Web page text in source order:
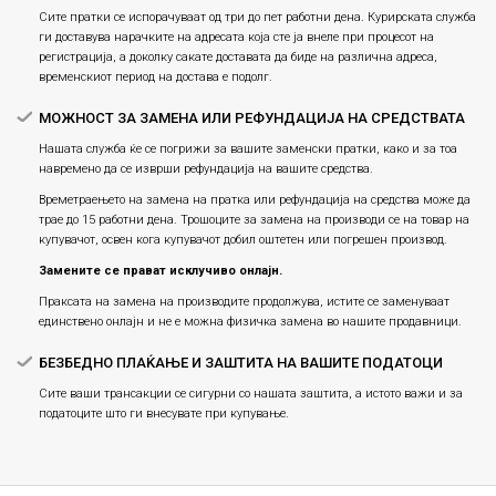
Сите пратки се испорачуваат од три до пет работни дена. Курирската служба
ги доставува нарачките на адресата која сте ја внеле при процесот на
регистрација, а доколку сакате доставата да биде на различна адреса,
временскиот период на достава е подолг.
МОЖНОСТ ЗА ЗАМЕНА ИЛИ РЕФУНДАЦИЈА НА СРЕДСТВАТА
Нашата служба ќе се погрижи за вашите заменски пратки, како и за тоа
навремено да се изврши рефундација на вашите средства.
Времетраењето на замена на пратка или рефундацијa на средства може да
трае до 15 работни дена. Трошоците за замена на производи се на товар на
купувачот, освен кога купувачот добил оштетен или погрешен производ.
Замените се прават исклучиво онлајн.
Праксата на замена на производите продолжува, истите се заменуваат
единствено онлајн и не е можна физичка замена во нашите продавници.
БЕЗБЕДНО ПЛАЌАЊЕ И ЗАШТИТА НА ВАШИТЕ ПОДАТОЦИ
Сите ваши трансакции се сигурни со нашата заштита, а истото важи и за
податоците што ги внесувате при купување.